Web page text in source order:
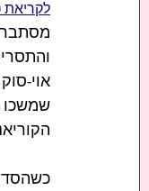
אוי-
שמשכו